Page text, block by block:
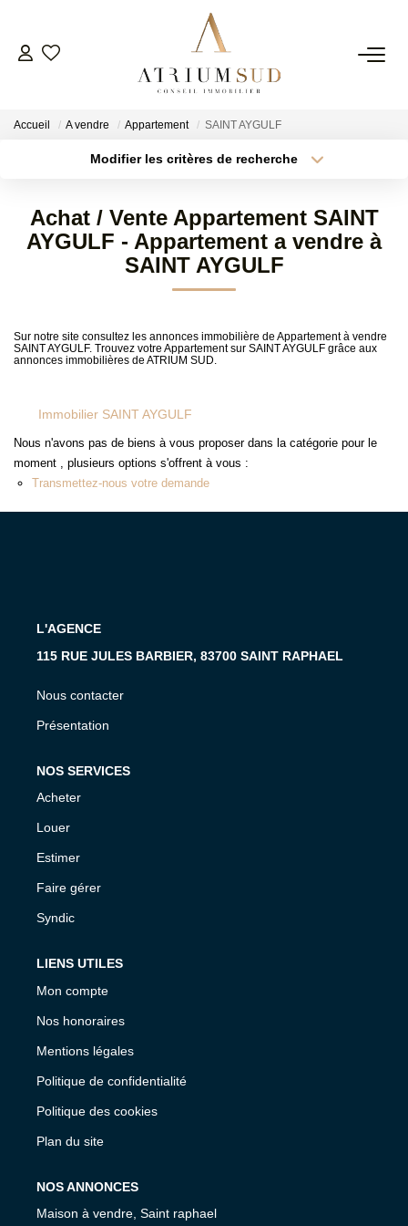
TRANSACTION
SYNDIC
AGENCE
MON COMPTE
EN
Accueil A vendre Appartement SAINT AYGULF
Modifier les critères de recherche
Sélectionnez...
Type de bien
Surface min
Achat / Vente Appartement SAINT
AYGULF - Appartement a vendre à
SAINT AYGULF
Sur notre site consultez les annonces immobilière de Appartement à vendre
SAINT AYGULF. Trouvez votre Appartement sur SAINT AYGULF grâce aux
annonces immobilières de ATRIUM SUD.
Immobilier SAINT AYGULF
Nous n'avons pas de biens à vous proposer dans la catégorie pour le
moment , plusieurs options s'offrent à vous :
Transmettez-nous votre demande
L'AGENCE
115 RUE JULES BARBIER, 83700 SAINT RAPHAEL
Nous contacter
Présentation
NOS SERVICES
Acheter
Louer
Estimer
Faire gérer
Syndic
LIENS UTILES
Mon compte
Nos honoraires
Mentions légales
Politique de confidentialité
Politique des cookies
Plan du site
NOS ANNONCES
Maison à vendre, Saint raphael